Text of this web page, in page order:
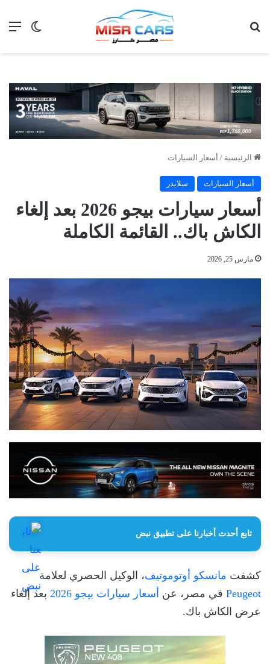
الوضع
الرئيسية / أسعار السيارات
أسعار السيارات سلايدر
أسعار سيارات بيجو 2026 بعد إلغاء
الكاش باك.. القائمة الكاملة
مارس 25, 2026
تابع أحدث أخبارنا على تطبيق نبض
كشفت مانسكو أوتوموتيف، الوكيل الحصري لعلامة
Peugeot في مصر، عن أسعار سيارات بيجو 2026
بعد إلغاء
عرض الكاش باك.